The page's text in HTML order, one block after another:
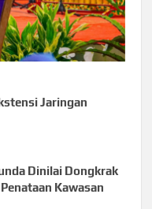
Jaringan
Dinilai Dongkrak
Kawasan